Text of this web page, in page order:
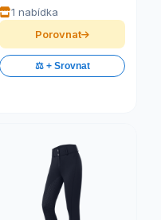
1 nabídka
Porovnat
⚖️ + Srovnat